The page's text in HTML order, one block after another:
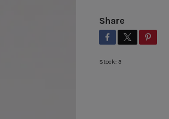
Share
Stock: 3